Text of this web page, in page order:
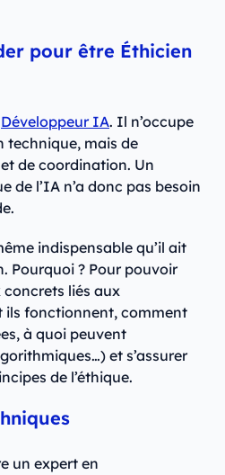
pour être Éthicien
Développeur IA. Il n’occupe
technique, mais de
de coordination. Un
de l’IA n’a donc pas besoin
indispensable qu’il ait
Pourquoi ? Pour pouvoir
liés aux
ils fonctionnent, comment
à quoi peuvent
et s’assurer
de l’éthique.
un expert en